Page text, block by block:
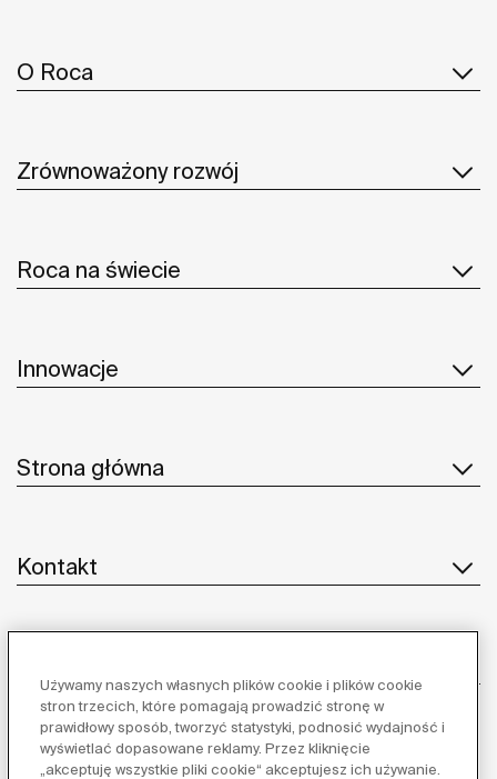
O Roca
Zrównoważony rozwój
Roca na świecie
Innowacje
Strona główna
Kontakt
Dostawcy
Używamy naszych własnych plików cookie i plików cookie
stron trzecich, które pomagają prowadzić stronę w
prawidłowy sposób, tworzyć statystyki, podnosić wydajność i
wyświetlać dopasowane reklamy. Przez kliknięcie
„akceptuję wszystkie pliki cookie“ akceptujesz ich używanie.